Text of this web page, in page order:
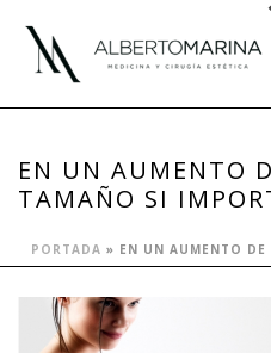
EN UN AUMENTO
TAMAÑO SI
PORTADA » EN UN AUMENTO